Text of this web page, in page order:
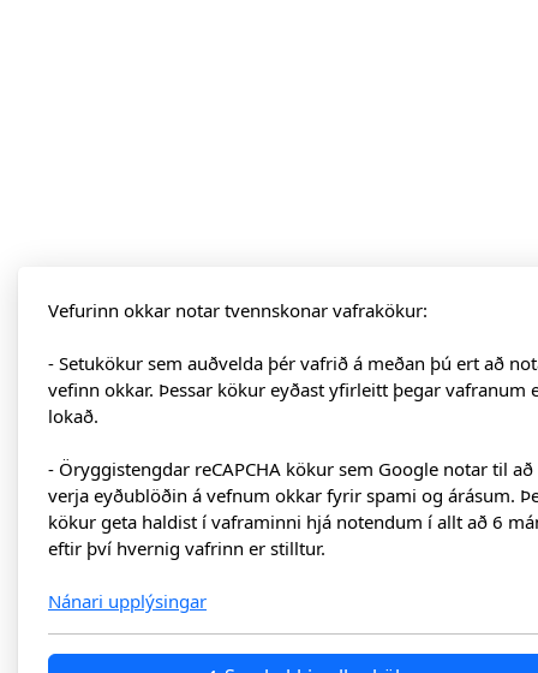
Vefurinn okkar notar tvennskonar vafrakökur:
- Setukökur sem auðvelda þér vafrið á meðan þú ert að
vefinn okkar. Þessar kökur eyðast yfirleitt þegar vafranum
lokað.
- Öryggistengdar reCAPCHA kökur sem Google notar til að
verja eyðublöðin á vefnum okkar fyrir spami og árásum.
kökur geta haldist í vaframinni hjá notendum í allt að 6
eftir því hvernig vafrinn er stilltur.
Nánari upplýsingar